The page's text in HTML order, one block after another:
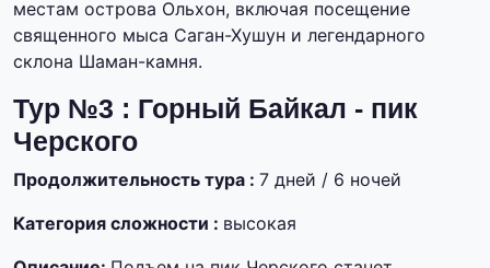
местам острова Ольхон, включая посещение
священного мыса Саган-Хушун и легендарного
склона Шаман-камня.
Тур №3 : Горный Байкал - пик
Черского
Продолжительность тура : 7 дней / 6 ночей
Категория сложности : высокая